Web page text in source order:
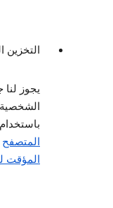
التخزين
يجوز
المتصفح
المؤقت